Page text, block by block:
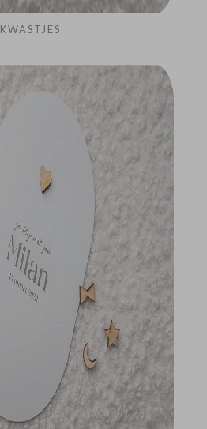
KWASTJES